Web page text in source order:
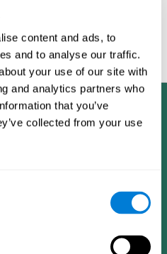
content and ads, to
and to analyse our traffic.
your use of our site with
and analytics partners who
that you’ve
collected from your use
。今天开始访问并训练你的认